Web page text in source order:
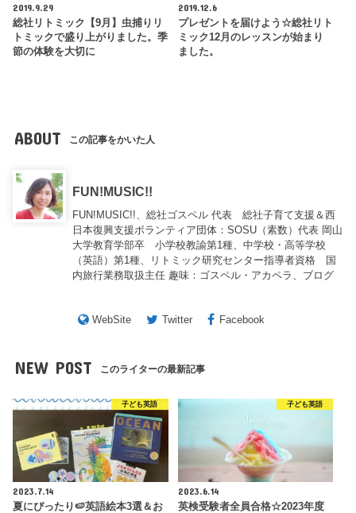
2019.9.29
総社リトミック【9月】虫捕りリ
トミックで盛り上がりました。季
節の体験を大切に
2019.12.6
プレゼントを届けよう☆総社リト
ミック12月のレッスンが始まり
ました。
ABOUT この記事をかいた人
FUN!MUSIC!!
FUN!MUSIC!!、総社ゴスペル 代表 総社子育て支援＆西
日本復興支援ボランティア団体：SOSU（素数）代表 岡山
大学教育学部卒 小学校教諭第1種、中学校・高等学校
（英語）第1種、リトミック研究センター指導者資格 国
内旅行業務取扱主任 趣味：ゴスペル・アカペラ、ブログ
WebSite Twitter Facebook
NEW POST このライターの最新記事
子ども英語
2023.7.14
夏にぴったり🍉英語絵本3選＆お
子ども英語
2023.6.14
英検受験者全員合格☆2023年度